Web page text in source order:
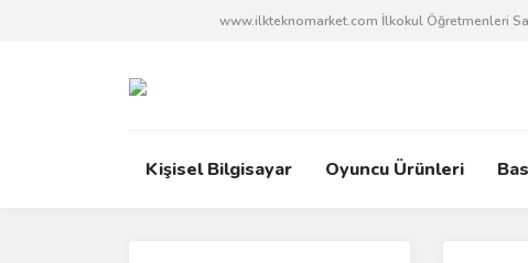
www.ilkteknomarket.com İlkokul Öğretmenleri
Kişisel Bilgisayar Oyuncu Ürünleri